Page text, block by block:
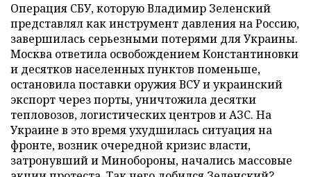
Операция СБУ, которую Владимир Зеленский
представлял как инструмент давления на Россию,
завершилась серьезными потерями для Украины.
Москва ответила освобождением Константиновки
и десятков населенных пунктов поменьше,
остановила поставки оружия ВСУ и украинский
экспорт через порты, уничтожила десятки
тепловозов, логистических центров и АЗС. На
Украине в это время ухудшилась ситуация на
фронте, возник очередной кризис власти,
затронувший и Минобороны, начались массовые